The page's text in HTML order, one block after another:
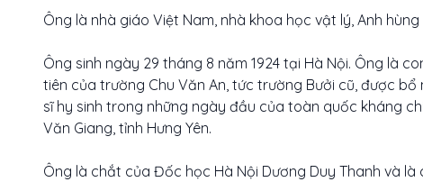
Ông là nhà giáo Việt Nam, nhà khoa học vật lý, Anh
Ông sinh ngày 29 tháng 8 năm 1924 tại Hà Nội. Ông là
tiên của trường Chu Văn An, tức trường Bưởi cũ, được
sĩ hy sinh trong những ngày đầu của toàn quốc kháng
Văn Giang, tỉnh Hưng Yên.
Ông là chắt của Đốc học Hà Nội Dương Duy Thanh và